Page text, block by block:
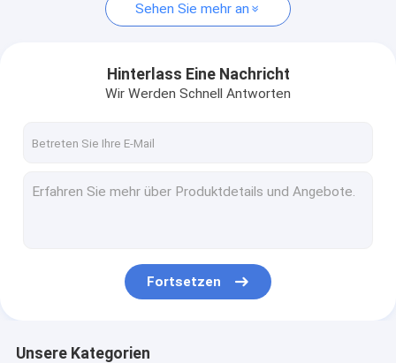
Shacman-LKW-Ersatzteile
Kipplaster
Traktor-LKW
Teile für Kraftfahrzeuggetriebe
Sehen Sie mehr an
Hinterlass Eine Nachricht
Wir Werden Schnell Antworten
Fortsetzen
Unsere Kategorien